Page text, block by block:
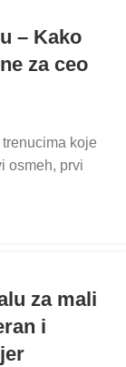
– Kako
za ceo
koje
osmeh, prvi
za mali
i